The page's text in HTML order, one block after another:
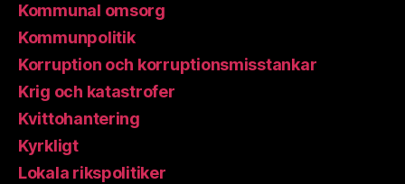
Kommunal omsorg
Kommunpolitik
Korruption och korruptionsmisstankar
Krig och katastrofer
Kvittohantering
Kyrkligt
Lokala rikspolitiker